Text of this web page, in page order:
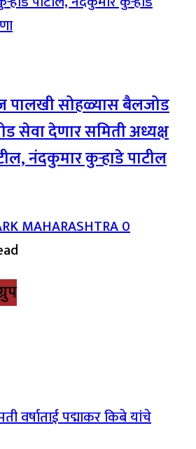
पालखी सोहळ्यास बैलजोड
सेवा देणार समिती अध्यक्ष
नंदकुमार कुऱ्हाडे पाटील
MAHARASHTRA0